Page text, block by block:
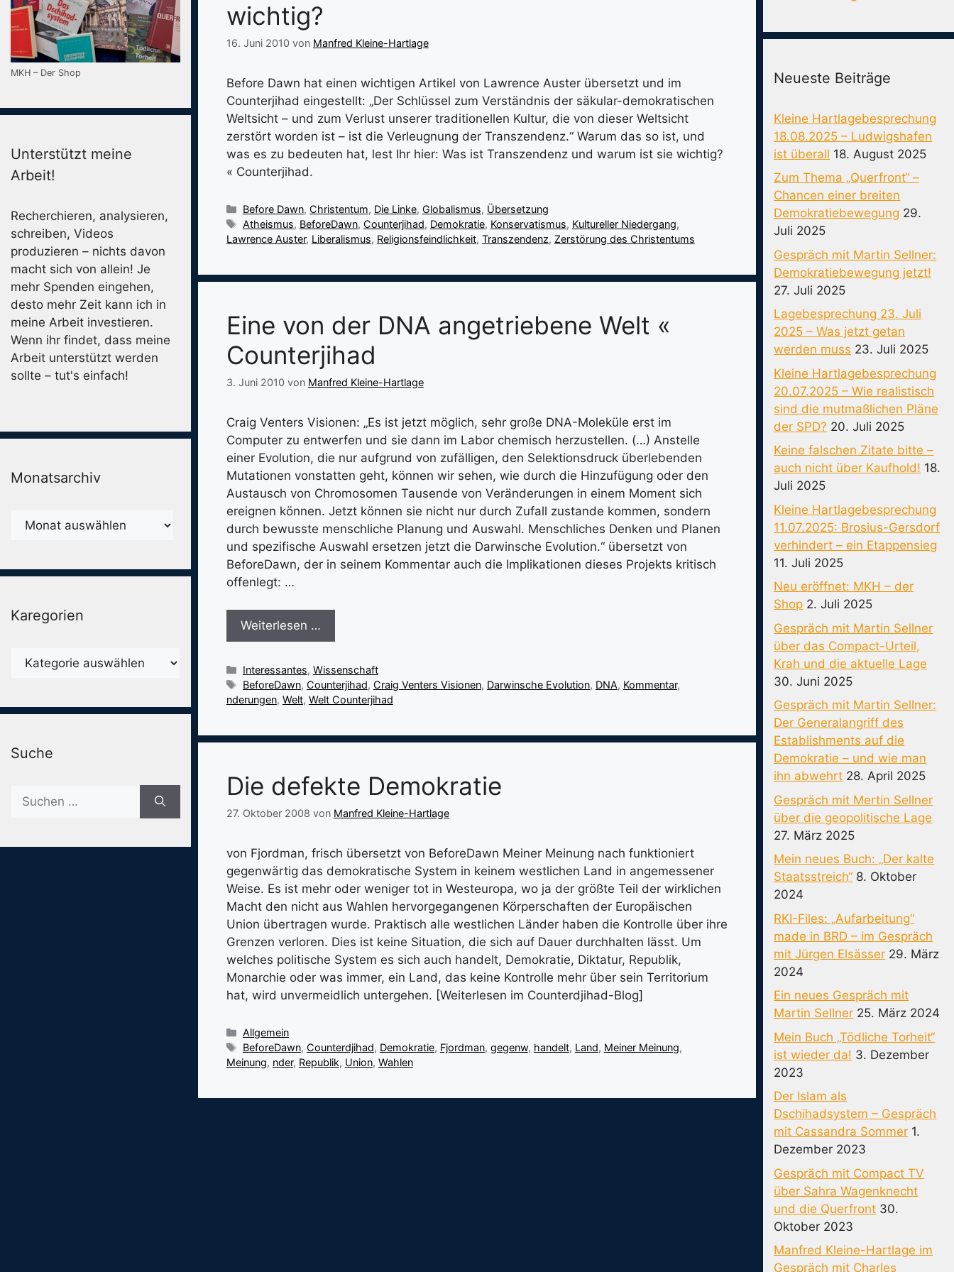
wichtig?
16. Juni 2010 von Manfred Kleine-Hartlage
Before Dawn hat einen wichtigen Artikel von Lawrence Auster übersetzt und im
Counterjihad eingestellt: „Der Schlüssel zum Verständnis der säkular-demokratischen
Weltsicht – und zum Verlust unserer traditionellen Kultur, die von dieser Weltsicht
zerstört worden ist – ist die Verleugnung der Transzendenz.“ Warum das so ist, und
was es zu bedeuten hat, lest Ihr hier: Was ist Transzendenz und warum ist sie wichtig?
« Counterjihad.
Kategorien
Before Dawn, Christentum, Die Linke, Globalismus, Übersetzung
Schlagwörter
Atheismus, BeforeDawn, Counterjihad, Demokratie, Konservatismus, Kultureller Niedergang,
Lawrence Auster, Liberalismus, Religionsfeindlichkeit, Transzendenz, Zerstörung des Christentums
Eine von der DNA angetriebene Welt «
Counterjihad
3. Juni 2010 von Manfred Kleine-Hartlage
Craig Venters Visionen: „Es ist jetzt möglich, sehr große DNA-Moleküle erst im
Computer zu entwerfen und sie dann im Labor chemisch herzustellen. (…) Anstelle
einer Evolution, die nur aufgrund von zufälligen, den Selektionsdruck überlebenden
Mutationen vonstatten geht, können wir sehen, wie durch die Hinzufügung oder den
Austausch von Chromosomen Tausende von Veränderungen in einem Moment sich
ereignen können. Jetzt können sie nicht nur durch Zufall zustande kommen, sondern
durch bewusste menschliche Planung und Auswahl. Menschliches Denken und Planen
und spezifische Auswahl ersetzen jetzt die Darwinsche Evolution.“ übersetzt von
BeforeDawn, der in seinem Kommentar auch die Implikationen dieses Projekts kritisch
offenlegt: …
Weiterlesen …
Kategorien
Interessantes, Wissenschaft
Schlagwörter
BeforeDawn, Counterjihad, Craig Venters Visionen, Darwinsche Evolution, DNA, Kommentar,
nderungen, Welt, Welt Counterjihad
Die defekte Demokratie
27. Oktober 2008 von Manfred Kleine-Hartlage
von Fjordman, frisch übersetzt von BeforeDawn Meiner Meinung nach funktioniert
gegenwärtig das demokratische System in keinem westlichen Land in angemessener
Weise. Es ist mehr oder weniger tot in Westeuropa, wo ja der größte Teil der wirklichen
Macht den nicht aus Wahlen hervorgegangenen Körperschaften der Europäischen
Union übertragen wurde. Praktisch alle westlichen Länder haben die Kontrolle über ihre
Grenzen verloren. Dies ist keine Situation, die sich auf Dauer durchhalten lässt. Um
welches politische System es sich auch handelt, Demokratie, Diktatur, Republik,
Monarchie oder was immer, ein Land, das keine Kontrolle mehr über sein Territorium
hat, wird unvermeidlich untergehen. [Weiterlesen im Counterdjihad-Blog]
Kategorien
Allgemein
Schlagwörter
BeforeDawn, Counterdjihad, Demokratie, Fjordman, gegenw, handelt, Land, Meiner Meinung,
Meinung, nder, Republik, Union, Wahlen
MKH – Der Shop
Unterstützt meine
Arbeit!
Recherchieren, analysieren,
schreiben, Videos
produzieren – nichts davon
macht sich von allein! Je
mehr Spenden eingehen,
desto mehr Zeit kann ich in
meine Arbeit investieren.
Wenn ihr findet, dass meine
Arbeit unterstützt werden
sollte – tut's einfach!
Monatsarchiv
Monatsarchiv
Karegorien
Karegorien
Suche
nach:
Neueste Beiträge
Kleine Hartlagebesprechung
18.08.2025 – Ludwigshafen
ist überall 18. August 2025
Zum Thema „Querfront“ –
Chancen einer breiten
Demokratiebewegung 29.
Juli 2025
Gespräch mit Martin Sellner:
Demokratiebewegung jetzt!
27. Juli 2025
Lagebesprechung 23. Juli
2025 – Was jetzt getan
werden muss 23. Juli 2025
Kleine Hartlagebesprechung
20.07.2025 – Wie realistisch
sind die mutmaßlichen Pläne
der SPD? 20. Juli 2025
Keine falschen Zitate bitte –
auch nicht über Kaufhold! 18.
Juli 2025
Kleine Hartlagebesprechung
11.07.2025: Brosius-Gersdorf
verhindert – ein Etappensieg
11. Juli 2025
Neu eröffnet: MKH – der
Shop 2. Juli 2025
Gespräch mit Martin Sellner
über das Compact-Urteil,
Krah und die aktuelle Lage
30. Juni 2025
Gespräch mit Martin Sellner:
Der Generalangriff des
Establishments auf die
Demokratie – und wie man
ihn abwehrt 28. April 2025
Gespräch mit Mertin Sellner
über die geopolitische Lage
27. März 2025
Mein neues Buch: „Der kalte
Staatsstreich“ 8. Oktober
2024
RKI-Files: „Aufarbeitung“
made in BRD – im Gespräch
mit Jürgen Elsässer 29. März
2024
Ein neues Gespräch mit
Martin Sellner 25. März 2024
Mein Buch „Tödliche Torheit“
ist wieder da! 3. Dezember
2023
Der Islam als
Dschihadsystem – Gespräch
mit Cassandra Sommer 1.
Dezember 2023
Gespräch mit Compact TV
über Sahra Wagenknecht
und die Querfront 30.
Oktober 2023
Manfred Kleine-Hartlage im
Gespräch mit Charles